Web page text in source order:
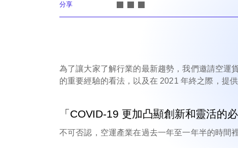
分享
為了讓大家了解行業的最新趨勢，我們邀請空運
的重要經驗的看法，以及在 2021 年終之際，提
「COVID-19 更加凸顯創新和靈活的必
不可否認，空運產業在過去一年至一年半的時間